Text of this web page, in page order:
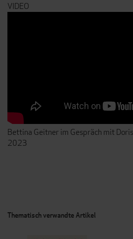
VIDEO
Bettina Geitner im Gespräch mit
2023
Thematisch verwandte Artikel